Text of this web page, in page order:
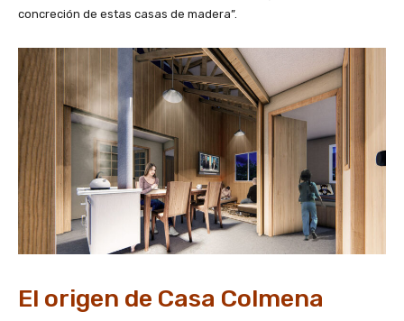
concreción de estas casas de madera”.
El origen de Casa Colmena